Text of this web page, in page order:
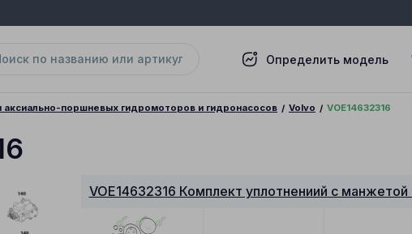
Определить модель
аксиально-поршневых гидромоторов и гидронасосов Volvo VOE14632316
VOE14632316 Комплект уплотнениий с